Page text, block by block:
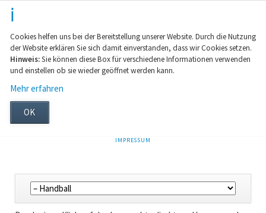
Cookies helfen uns bei der Bereitstellung unserer Website. Durch die Nutzung
der Website erklären Sie sich damit einverstanden, dass wir Cookies setzen.
Hinweis:Sie können diese Box für verschiedene Informationen verwenden
und einstellen ob sie wieder geöffnet werden kann.
Mehr erfahren
OK
NAVIGATION
IMPRESSUM
Navigation
überspringen